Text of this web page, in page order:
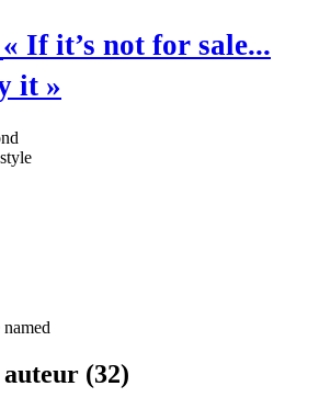
« If it’s not for sale...
it »
(32)